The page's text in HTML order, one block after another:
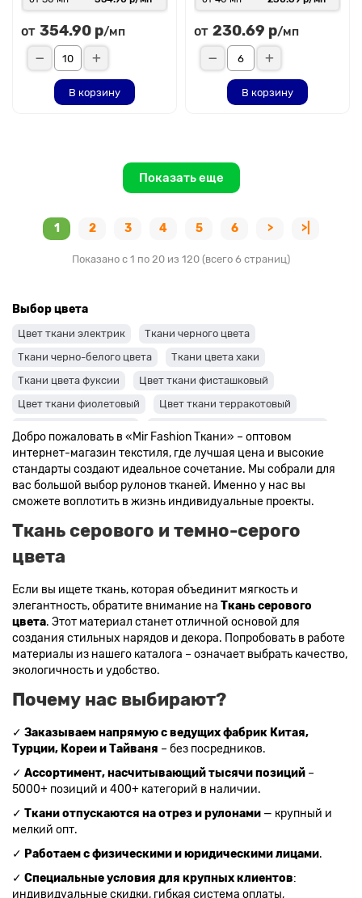
от 354.90 р/мп
В корзину
от 230.69 р/мп
В корзину
Показать еще
1 2 3 4 5 6 > >|
Показано с 1 по 20 из 120 (всего 6 страниц)
Выбор цвета
Цвет ткани электрик
Ткани черного цвета
Ткани черно-белого цвета
Ткани цвета хаки
Ткани цвета фуксии
Цвет ткани фисташковый
Цвет ткани фиолетовый
Цвет ткани терракотовый
Цвет ткани серый + оттенки: темные и светлые
Цвет ткани салатовый
Цвет ткани розовый
Ткани цвета пудра
Ткани персикового цвета
Ткани оранжевого цвета
Ткани лимонного цвета
Ткани красного цвета разных оттенков
Ткани кораллового цвета
Ткани цвета какао
Изумрудный цвет ткани
Ткани зеленого цвета
Ткани желтого цвета
Ткани цвета индиго
Цвет ткани бежевый
Добро пожаловать в «Mir Fashion Ткани» – оптовом
интернет-магазин текстиля, где лучшая цена и высокие
стандарты создают идеальное сочетание. Мы собрали для
вас большой выбор рулонов тканей. Именно у нас вы
сможете воплотить в жизнь индивидуальные проекты.
Ткань серового и темно-серого
цвета
Если вы ищете ткань, которая объединит мягкость и
элегантность, обратите внимание на Ткань серового
цвета. Этот материал станет отличной основой для
создания стильных нарядов и декора. Попробовать в работе
материалы из нашего каталога – означает выбрать качество,
экологичность и удобство.
Почему нас выбирают?
✓ Заказываем напрямую с ведущих фабрик Китая,
Турции, Кореи и Тайваня – без посредников.
✓ Ассортимент, насчитывающий тысячи позиций –
5000+ позиций и 400+ категорий в наличии.
✓ Ткани отпускаются на отрез и рулонами — крупный и
мелкий опт.
✓ Работаем с физическими и юридическими лицами.
✓ Специальные условия для крупных клиентов:
индивидуальные скидки, гибкая система оплаты,